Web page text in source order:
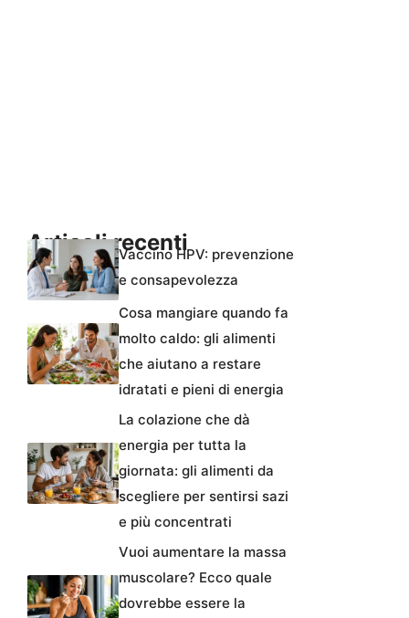
Articoli recentiVaccino HPV: prevenzione
e consapevolezza
Cosa mangiare quando fa
molto caldo: gli alimenti
che aiutano a restare
idratati e pieni di energia
La colazione che dà
energia per tutta la
giornata: gli alimenti da
scegliere per sentirsi sazi
e più concentrati
Vuoi aumentare la massa
muscolare? Ecco quale
dovrebbe essere la